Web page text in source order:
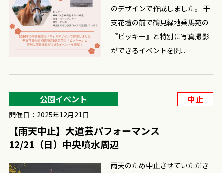
のデザインで作成しました。 干
支花壇の前で鶴見緑地乗馬苑の
『ビッキー』と特別に写真撮影
ができるイベントを開...
雨天のため中止させていただき
公園イベント 中止
開催日：2025年12月21日
【雨天中止】大道芸パフォーマンス
12/21（日）中央噴水周辺